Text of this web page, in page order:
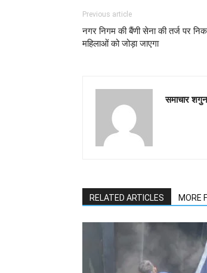
Previous article
नगर निगम की बैंणी सेना की तर्ज पर
महिलाओं को जोड़ा जाएगा
समाचार
RELATED ARTICLES MORE